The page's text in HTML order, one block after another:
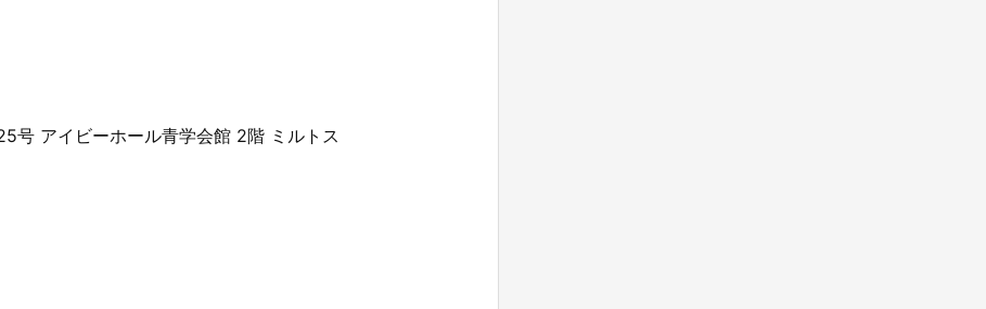
号 アイビーホール青学会館 2階 ミルトス